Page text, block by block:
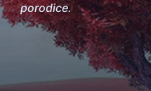
porodice.